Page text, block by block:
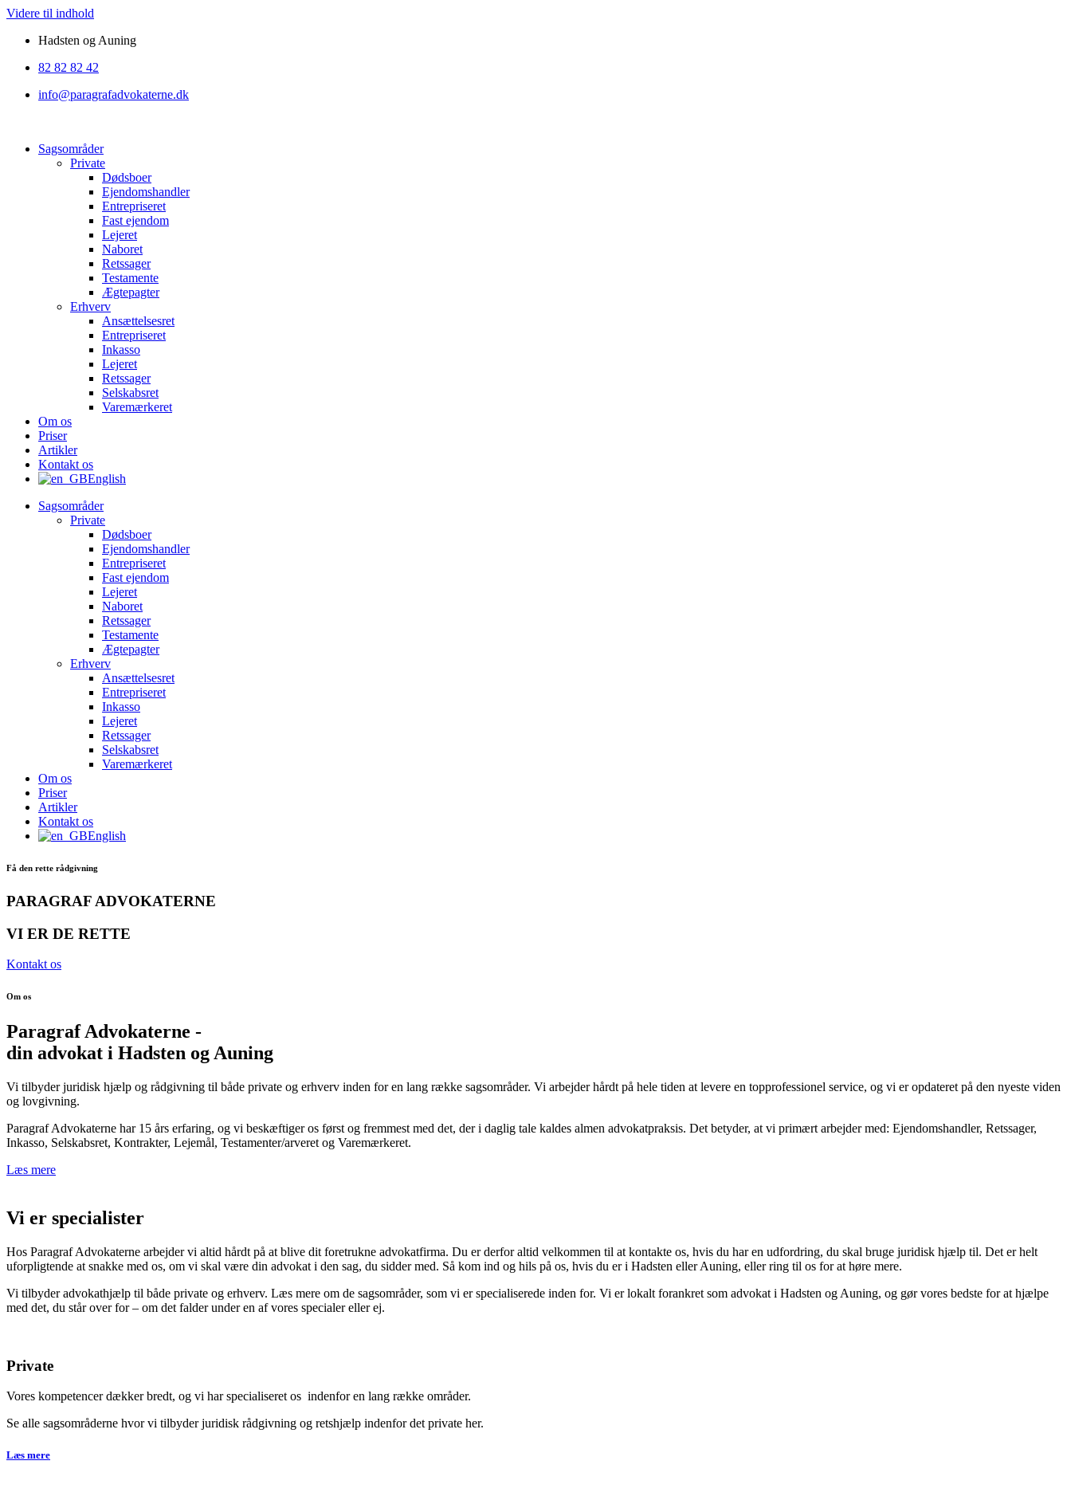
Videre til indhold
Hadsten og Auning
82 82 82 42
info@paragrafadvokaterne.dk
Sagsområder
Private
Dødsboer
Ejendomshandler
Entrepriseret
Fast ejendom
Lejeret
Naboret
Retssager
Testamente
Ægtepagter
Erhverv
Ansættelsesret
Entrepriseret
Inkasso
Lejeret
Retssager
Selskabsret
Varemærkeret
Om os
Priser
Artikler
Kontakt os
English
Sagsområder
Private
Dødsboer
Ejendomshandler
Entrepriseret
Fast ejendom
Lejeret
Naboret
Retssager
Testamente
Ægtepagter
Erhverv
Ansættelsesret
Entrepriseret
Inkasso
Lejeret
Retssager
Selskabsret
Varemærkeret
Om os
Priser
Artikler
Kontakt os
English
Få den rette rådgivning
PARAGRAF ADVOKATERNE
VI ER DE RETTE
Kontakt os
Om os
Paragraf Advokaterne -
din advokat i Hadsten og Auning
Vi tilbyder juridisk hjælp og rådgivning til både private og erhverv inden for en lang række sagsområder. Vi arbejder hårdt på hele tiden at levere en topprofessionel service, og vi er opdateret på den nyeste viden
og lovgivning.
Paragraf Advokaterne har 15 års erfaring, og vi beskæftiger os først og fremmest med det, der i daglig tale kaldes almen advokatpraksis. Det betyder, at vi primært arbejder med: Ejendomshandler, Retssager,
Inkasso, Selskabsret, Kontrakter, Lejemål, Testamenter/arveret og Varemærkeret.
Læs mere
Vi er specialister
Hos Paragraf Advokaterne arbejder vi altid hårdt på at blive dit foretrukne advokatfirma. Du er derfor altid velkommen til at kontakte os, hvis du har en udfordring, du skal bruge juridisk hjælp til. Det er helt
uforpligtende at snakke med os, om vi skal være din advokat i den sag, du sidder med. Så kom ind og hils på os, hvis du er i Hadsten eller Auning, eller ring til os for at høre mere.
Vi tilbyder advokathjælp til både private og erhverv. Læs mere om de sagsområder, som vi er specialiserede inden for. Vi er lokalt forankret som advokat i Hadsten og Auning, og gør vores bedste for at hjælpe
med det, du står over for – om det falder under en af vores specialer eller ej.
Private
Vores kompetencer dækker bredt, og vi har specialiseret os indenfor en lang række områder.
Se alle sagsområderne hvor vi tilbyder juridisk rådgivning og retshjælp indenfor det private her.
Læs mere